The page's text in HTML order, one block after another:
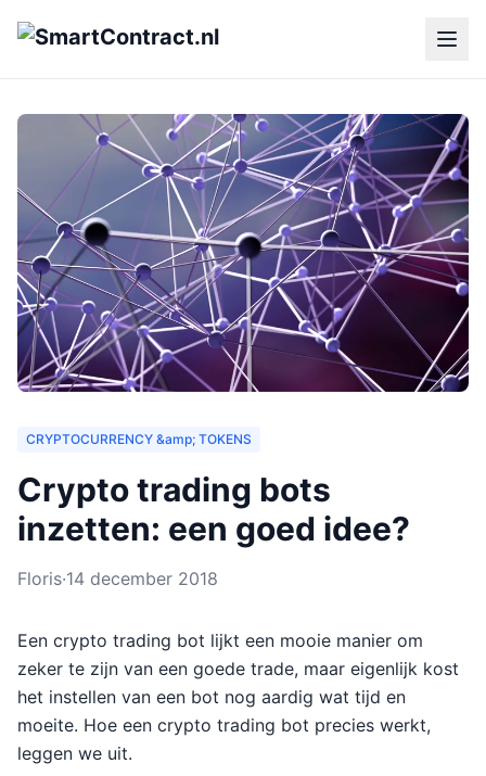
CRYPTOCURRENCY &amp; TOKENS
Crypto trading bots
inzetten: een goed idee?
Floris·14 december 2018
Een crypto trading bot lijkt een mooie manier om
zeker te zijn van een goede trade, maar eigenlijk kost
het instellen van een bot nog aardig wat tijd en
moeite. Hoe een crypto trading bot precies werkt,
leggen we uit.